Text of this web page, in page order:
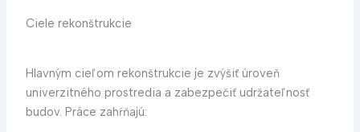
Ciele rekonštrukcie
Hlavným cieľom rekonštrukcie je zvýšiť úroveň
univerzitného prostredia a zabezpečiť udržateľnosť
budov. Práce zahŕňajú: